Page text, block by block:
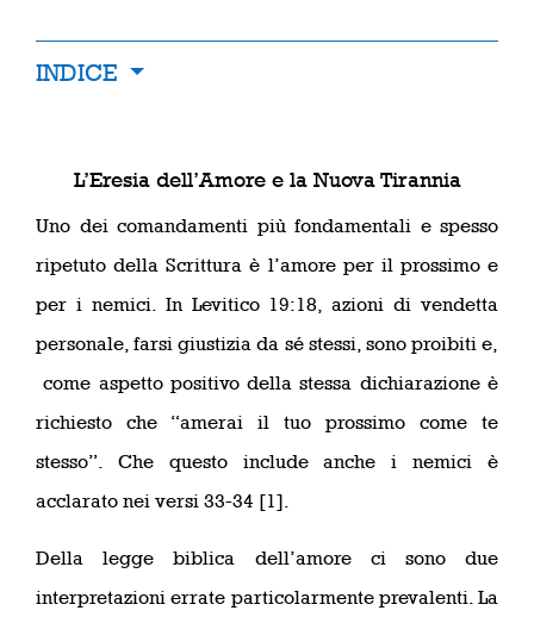
INDICE
L’Eresia dell’Amore e la Nuova Tirannia
Uno dei comandamenti più fondamentali e spesso
ripetuto della Scrittura è l’amore per il prossimo e
per i nemici. In Levitico 19:18, azioni di vendetta
personale, farsi giustizia da sé stessi, sono proibiti e,
come aspetto positivo della stessa dichiarazione è
richiesto che “amerai il tuo prossimo come te
stesso”. Che questo include anche i nemici è
acclarato nei versi 33-34 [1].
Della legge biblica dell’amore ci sono due
interpretazioni errate particolarmente prevalenti. La